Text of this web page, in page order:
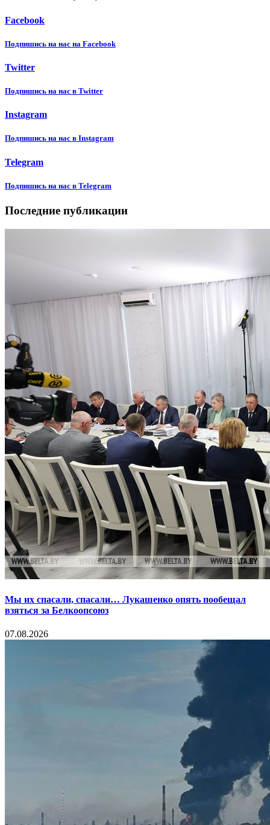
Facebook
Подпишиcь на нас на Facebook
Twitter
Подпишиcь на нас в Twitter
Instagram
Подпишиcь на нас в Instagram
Telegram
Подпишиcь на нас в Telegram
Последние публикации
Мы их спасали, спасали… Лукашенко опять пообещал
взяться за Белкоопсоюз
07.08.2026